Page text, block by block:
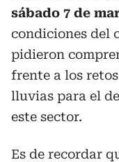
sábado 7 de
condiciones del
pidieron
frente a los
lluvias para el
este sector.
Es de recordar